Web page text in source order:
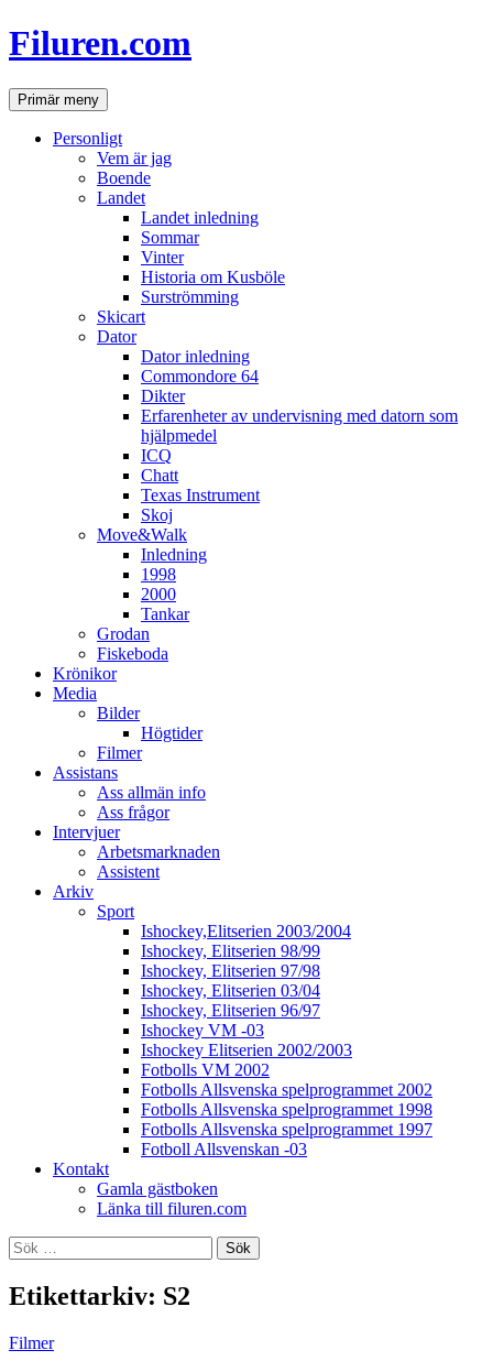
Hoppa
till
Filuren.com
SökPrimär meny
Personligt
Vem är jag
Boende
Landet
Landet inledning
Sommar
Vinter
Historia om Kusböle
Surströmming
Skicart
Dator
Dator inledning
Commondore 64
Dikter
Erfarenheter av undervisning med datorn som
hjälpmedel
ICQ
Chatt
Texas Instrument
Skoj
Move&Walk
Inledning
1998
2000
Tankar
Grodan
Fiskeboda
Krönikor
Media
Bilder
Högtider
Filmer
Assistans
Ass allmän info
Ass frågor
Intervjuer
Arbetsmarknaden
Assistent
Arkiv
Sport
Ishockey,Elitserien 2003/2004
Ishockey, Elitserien 98/99
Ishockey, Elitserien 97/98
Ishockey, Elitserien 03/04
Ishockey, Elitserien 96/97
Ishockey VM -03
Ishockey Elitserien 2002/2003
Fotbolls VM 2002
Fotbolls Allsvenska spelprogrammet 2002
Fotbolls Allsvenska spelprogrammet 1998
Fotbolls Allsvenska spelprogrammet 1997
Fotboll Allsvenskan -03
Kontakt
Gamla gästboken
Länka till filuren.com
Sök
efter:
Etikettarkiv: S2
Filmer